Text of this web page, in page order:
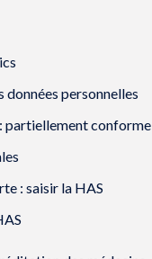
n
ê
t
r
e
)
n
ê
r
ê
t
e
ê
données personnelles
partiellement conforme
: saisir la HAS